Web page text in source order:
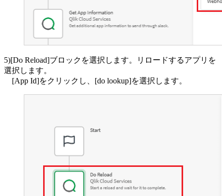
5)[Do Reload]ブロックを選択します。リロードするアプリを
選択します。
[App Id]をクリックし、[do lookup]を選択します。